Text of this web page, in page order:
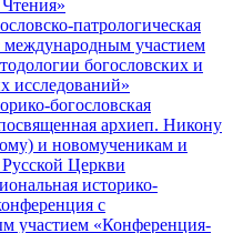
патрологическая
международным участием
богословских и
исследований»
богословская
архиеп. Никону
и новомученикам и
Церкви
историко-
с
участием «Конференция-